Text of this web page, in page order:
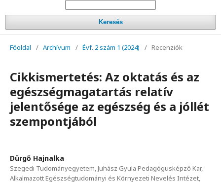
Keresés
Főoldal / Archívum / Évf. 2 szám 1 (2024) / Recenziók
Cikkismertetés: Az oktatás és az
egészségmagatartás relatív
jelentősége az egészség és a jóllét
szempontjából
Dürgő Hajnalka
Szegedi Tudományegyetem, Juhász Gyula Pedagógusképző Kar,
Alkalmazott Egészségtudományi és Környezeti Nevelés Intézet,